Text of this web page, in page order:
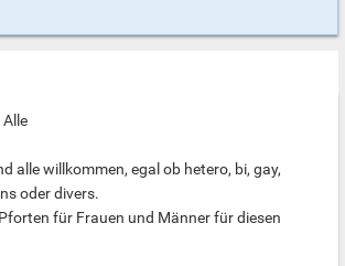
Alle
alle willkommen, egal ob hetero, bi, gay,
oder divers.
für Frauen und Männer für diesen